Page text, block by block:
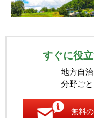
すぐに役
地方自
分野ご
無料